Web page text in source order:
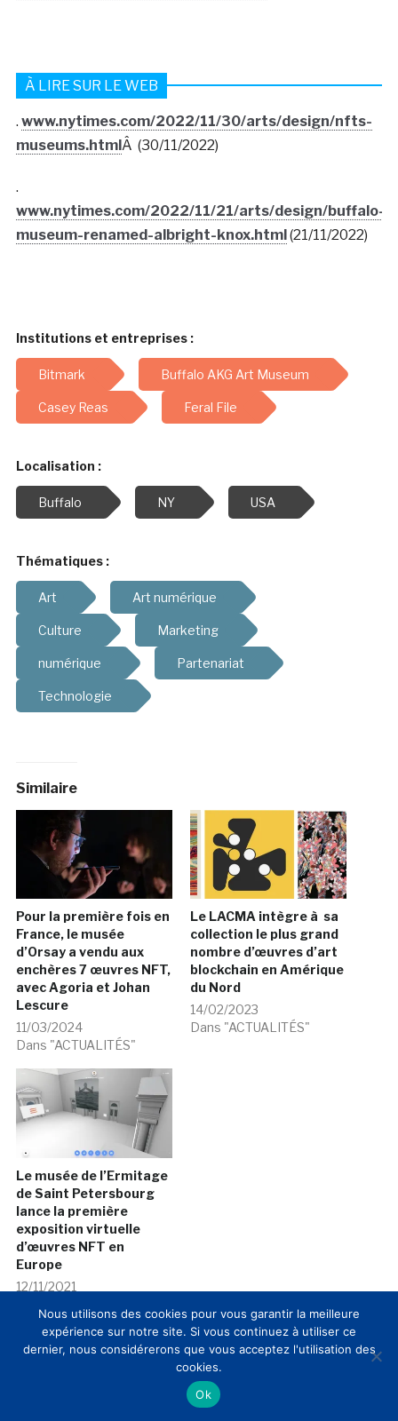
À LIRE SUR LE WEB
. www.nytimes.com/2022/11/30/arts/design/nfts-
museums.htmlÂ (30/11/2022)
.
www.nytimes.com/2022/11/21/arts/design/buffalo-
museum-renamed-albright-knox.html(21/11/2022)
Institutions et entreprises :
Bitmark Buffalo AKG Art Museum
Casey Reas Feral File
Localisation :
Buffalo NY USA
Thématiques :
Art Art numérique
Culture Marketing
numérique Partenariat
Technologie
Similaire
Pour la première fois en
France, le musée
d’Orsay a vendu aux
enchères 7 œuvres NFT,
avec Agoria et Johan
Lescure
11/03/2024
Dans "ACTUALITÉS"
Le LACMA intègre à sa
collection le plus grand
nombre d’œuvres d’art
blockchain en Amérique
du Nord
14/02/2023
Dans "ACTUALITÉS"
Le musée de l’Ermitage
de Saint Petersbourg
lance la première
exposition virtuelle
d’œuvres NFT en
Europe
12/11/2021
Nous utilisons des cookies pour vous garantir la meilleure
expérience sur notre site. Si vous continuez à utiliser ce
dernier, nous considérerons que vous acceptez l'utilisation des
cookies.
Ok